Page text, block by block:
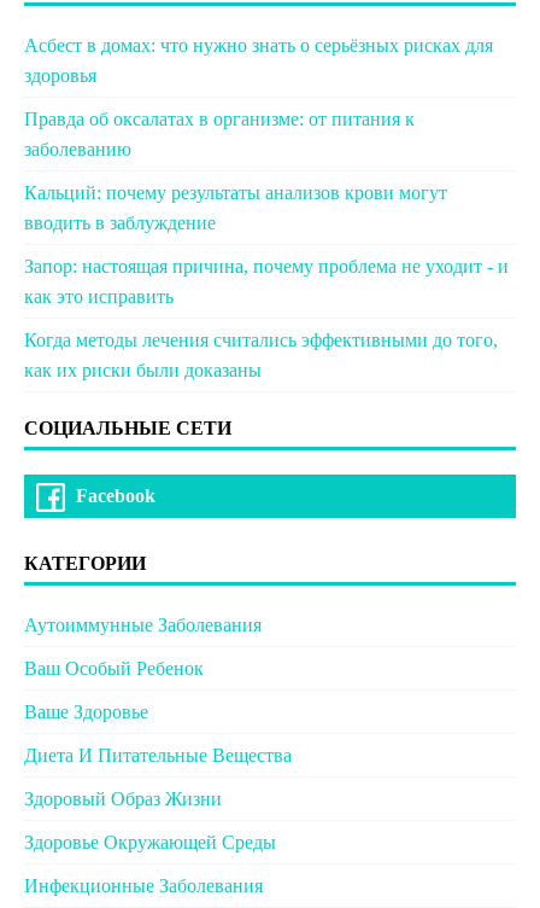
Асбест в домах: что нужно знать о серьёзных рисках для
здоровья
Правда об оксалатах в организме: от питания к
заболеванию
Кальций: почему результаты анализов крови могут
вводить в заблуждение
Запор: настоящая причина, почему проблема не уходит - и
как это исправить
Когда методы лечения считались эффективными до того,
как их риски были доказаны
СОЦИАЛЬНЫЕ СЕТИ
Facebook
КАТЕГОРИИ
Аутоиммунные Заболевания
Ваш Особый Ребенок
Ваше Здоровье
Диета И Питательные Вещества
Здоровый Образ Жизни
Здоровье Окружающей Среды
Инфекционные Заболевания